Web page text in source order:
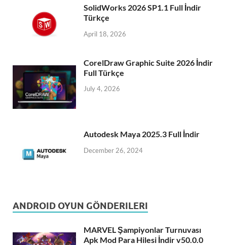
SolidWorks 2026 SP1.1 Full İndir
Türkçe
April 18, 2026
CorelDraw Graphic Suite 2026 İndir
Full Türkçe
July 4, 2026
Autodesk Maya 2025.3 Full İndir
December 26, 2024
ANDROID OYUN GÖNDERILERI
MARVEL Şampiyonlar Turnuvası
Apk Mod Para Hilesi İndir v50.0.0